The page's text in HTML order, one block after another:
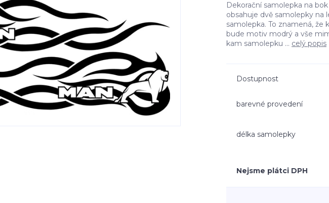
Dekorační samolepka na
obsahuje dvě samolepky na
samolepka. To znamená,
bude motiv modrý a vše
kam samolepku ... celý popis
Dostupnost
barevné provedení
délka samolepky
Nejsme plátci DPH